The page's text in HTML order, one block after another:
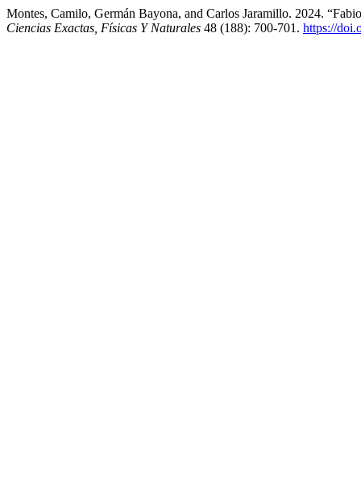
Montes, Camilo, Germán Bayona, and Carlos Jaramillo. 2024.
Ciencias Exactas, Físicas Y Naturales 48 (188): 700-701. https://